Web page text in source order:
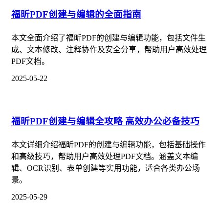
福昕PDF创建与编辑的全面指南
本文全面介绍了福昕PDF的创建与编辑功能，包括文件生
成、文本修改、注释协作及安全分享，帮助用户高效处理
PDF文档。
2025-05-22
福昕PDF创建与编辑全攻略 高效办公必备技巧
本文详细介绍福昕PDF的创建与编辑功能，包括基础操作
和高级技巧，帮助用户高效处理PDF文档。涵盖文本编
辑、OCR识别、表单创建等实用功能，适合各类办公场
景。
2025-05-29